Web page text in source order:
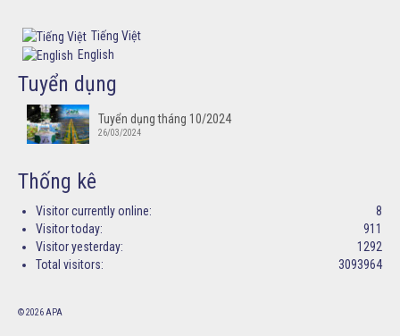
Tiếng Việt
English
Tuyển dụng
Tuyển dụng tháng 10/2024
26/03/2024
Thống kê
8
Visitor currently online:
911
Visitor today:
1292
Visitor yesterday:
3093964
Total visitors:
© 2026 APA